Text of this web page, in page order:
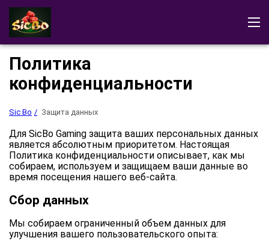
Sic Bo Отзывы Демонстрация Скачать игру
Правила игры
Игры в Sic Bo
Политика
конфиденциальности
Sic Bo Защита данных
Для SicBo Gaming защита ваших персональных данных
является абсолютным приоритетом. Настоящая
Политика конфиденциальности описывает, как мы
собираем, используем и защищаем ваши данные во
время посещения нашего веб-сайта.
Сбор данных
Мы собираем ограниченный объем данных для
улучшения вашего пользовательского опыта: